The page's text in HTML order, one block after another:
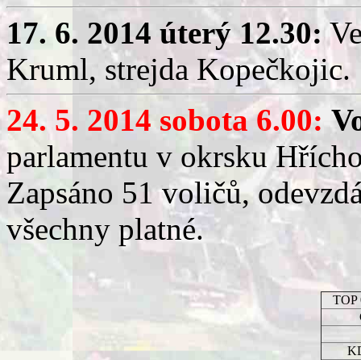
17. 6. 2014 úterý 12.30:
Kruml, strejda Kopečkojic.
24. 5. 2014 sobota 6.00:
parlamentu v okrsku
Zapsáno 51 voličů,
všechny platné.
TOP